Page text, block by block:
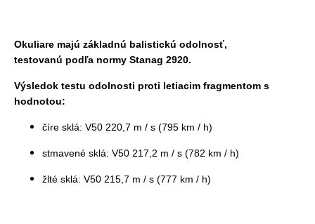
Okuliare majú základnú balistickú odolnosť,
testovanú podľa normy Stanag 2920.
Výsledok testu odolnosti proti letiacim fragmentom s
hodnotou:
číre sklá: V50 220,7 m / s (795 km / h)
stmavené sklá: V50 217,2 m / s (782 km / h)
žlté sklá: V50 215,7 m / s (777 km / h)